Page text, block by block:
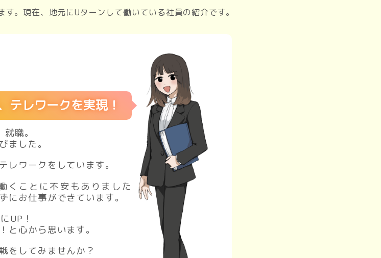
。現在、地元にUターンして働いている社員の紹介です。
テレワークを実現！
職。
ました。
レワークをしています。
くことに不安もありました
にお仕事ができています。
UP！
と心から思います。
をしてみませんか？